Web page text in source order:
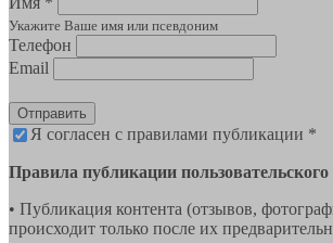
Укажите Ваше имя или псевдоним
Телефон
Email
Отправить
Я согласен с правилами публикации *
Правила публикации пользовательского
• Публикация контента (отзывов,
происходит только после их